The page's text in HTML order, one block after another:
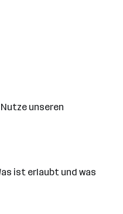
unseren
ist erlaubt und was